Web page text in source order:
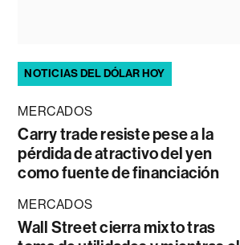
NOTICIAS DEL DÓLAR HOY
MERCADOS
Carry trade resiste pese a la
pérdida de atractivo del yen
como fuente de financiación
MERCADOS
Wall Street cierra mixto tras